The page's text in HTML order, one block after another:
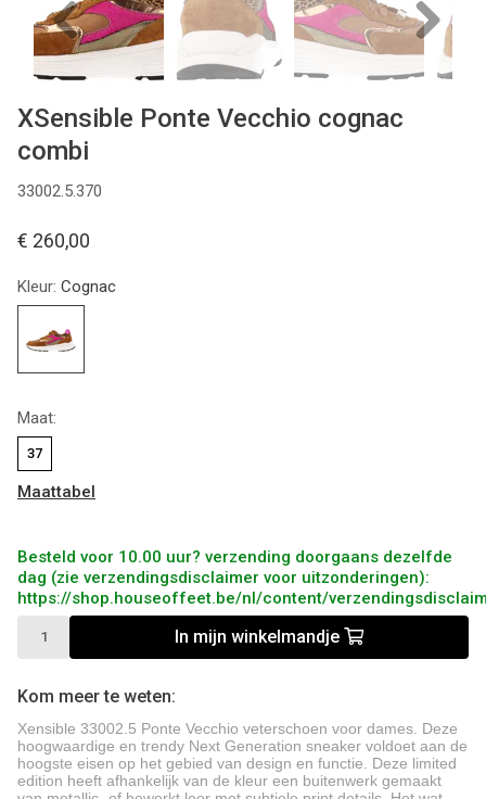
Previous Next
XSensible Ponte Vecchio cognac
combi
33002.5.370
€ 260,00
Kleur: Cognac
Maat:
37
Maattabel
Besteld voor 10.00 uur? verzending doorgaans dezelfde
dag (zie verzendingsdisclaimer voor uitzonderingen):
https://shop.houseoffeet.be/nl/content/
In mijn winkelmandje
Kom meer te weten:
Xensible 33002.5 Ponte Vecchio veterschoen voor dames. Deze
hoogwaardige en trendy Next Generation sneaker voldoet aan de
hoogste eisen op het gebied van design en functie. Deze limited
edition heeft afhankelijk van de kleur een buitenwerk gemaakt